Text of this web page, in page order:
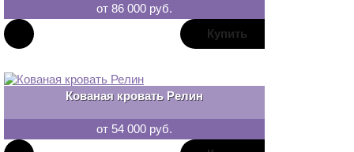
от 86 000 руб.
Кованая кровать Релин
от 54 000 руб.